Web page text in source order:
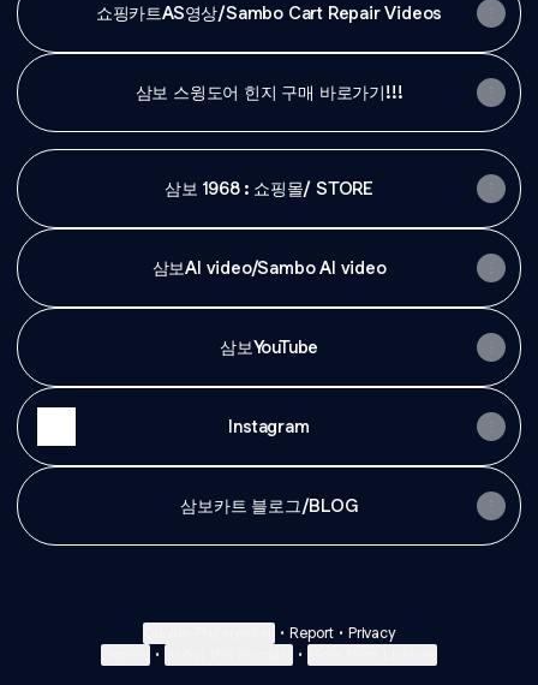
쇼핑카트AS영상/Sambo Cart Repair Videos
삼보 스윙도어 힌지 구매 바로가기!!!
삼보 1968 : 쇼핑몰/ STORE
삼보AI video/Sambo AI video
삼보YouTube
Instagram
삼보카트 블로그/BLOG
• Report • Privacy
• •